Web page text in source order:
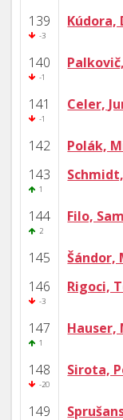
139
-3
Kúdora,
140
-1
141
-1
Celer,
142 Polák,
143
1
144
2
Filo,
145
Šándor,
146
-3
Rigoci,
147
1
Hauser,
148
-20
Sirota,
149